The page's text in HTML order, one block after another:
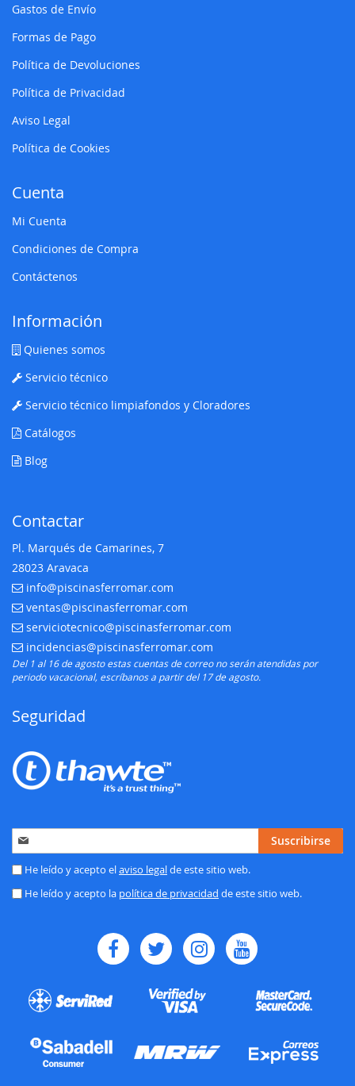
Gastos de Envío
Formas de Pago
Política de Devoluciones
Política de Privacidad
Aviso Legal
Política de Cookies
Cuenta
Mi Cuenta
Condiciones de Compra
Contáctenos
Información
Quienes somos
Servicio técnico
Servicio técnico limpiafondos y Cloradores
Catálogos
Blog
Contactar
Pl. Marqués de Camarines, 7
28023 Aravaca
E-mail:
info@piscinasferromar.com
E-mail:
ventas@piscinasferromar.com
E-mail:
serviciotecnico@piscinasferromar.com
E-mail:
incidencias@piscinasferromar.com
Del 1 al 16 de agosto estas cuentas de correo no serán atendidas por
periodo vacacional, escríbanos a partir del 17 de agosto.
Seguridad
Inscríbase
a
nuestro
de
Suscribirse
He leído y acepto elaviso legalde este sitio web.
He leído y acepto la política de privacidad de este sitio web.